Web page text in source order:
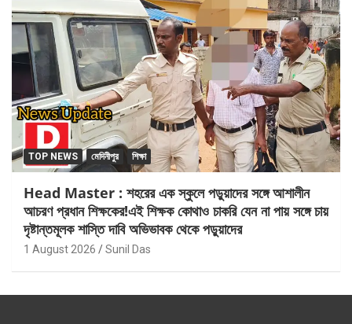
TOP NEWS মেদিনীপুর শিক্ষা
Head Master : শহরের এক স্কুলে পড়ুয়াদের সঙ্গে আশালীন
আচরণ প্রধান শিক্ষকের!এই শিক্ষক কোথাও চাকরি যেন না পায় সঙ্গে চায়
দৃষ্টান্তমূলক শাস্তি দাবি অভিভাবক থেকে পড়ুয়াদের
1 August 2026 Sunil Das